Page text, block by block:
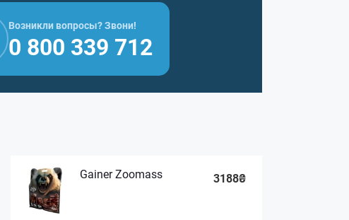
Возникли вопросы? Звони!
0 800 339 712
Gainer Zoomass 3188₴